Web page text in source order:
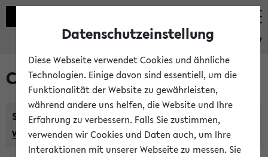
eKVV
Courses taught in English
Semester:
WiSe 2026/2027 SoSe 2026 Previous...
Datenschutzeinstellung
Diese Webseite verwendet Cookies und ähnliche
Technologien. Einige davon sind essentiell, um die
Funktionalität der Website zu gewährleisten,
während andere uns helfen, die Website und Ihre
Erfahrung zu verbessern. Falls Sie zustimmen,
verwenden wir Cookies und Daten auch, um Ihre
Interaktionen mit unserer Webseite zu messen. Sie